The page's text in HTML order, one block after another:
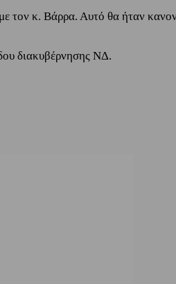
κ. Βάρρα. Αυτό θα ήταν
διακυβέρνησης ΝΔ.